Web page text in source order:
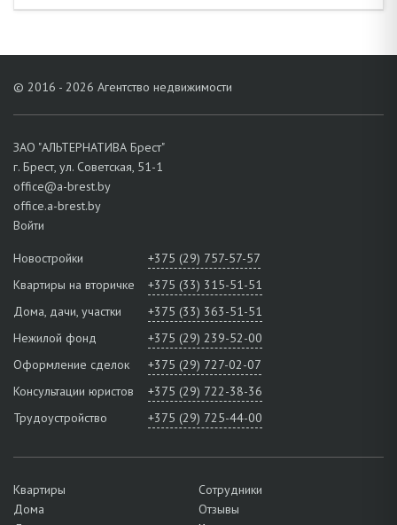
© 2016 - 2026 Агентство недвижимости
ЗАО "АЛЬТЕРНАТИВА Брест"
г. Брест, ул. Советская, 51-1
office@a-brest.by
office.a-brest.by
Войти
Новостройки
+375 (29) 757-57-57
Квартиры на вторичке
+375 (33) 315-51-51
Дома, дачи, участки
+375 (33) 363-51-51
Нежилой фонд
+375 (29) 239-52-00
Оформление сделок
+375 (29) 727-02-07
Консультации юристов
+375 (29) 722-38-36
Трудоустройство
+375 (29) 725-44-00
Квартиры
Дома
Сотрудники
Отзывы